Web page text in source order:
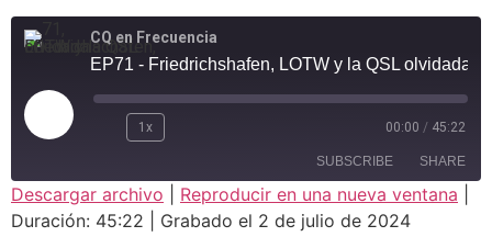
CQ en Frecuencia
EP71 - Friedrichshafen, LOTW y la QSL olvidada
1x 00:00 / 45:22
SUBSCRIBE SHARE
SHARE
Descargar archivo Reproducir en una nueva ventana
Duración: 45:22
Grabado el 2 de julio de 2024